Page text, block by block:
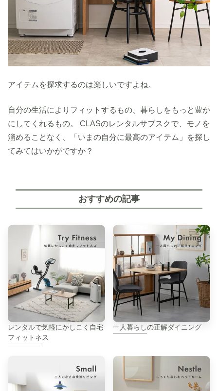
アイテムを探求するのは楽しいですよね。
自分の生活によりフィットするもの、暮らしをもっと豊か
にしてくれるもの。 CLASのレンタルサブスクで、モノを
溜めることなく、「いまの自分に最高のアイテム」を探し
てみてはいかがですか？
おすすめの記事
レンタルで気軽にかしこく自宅
フィットネス
一人暮らしの正解ダイニング